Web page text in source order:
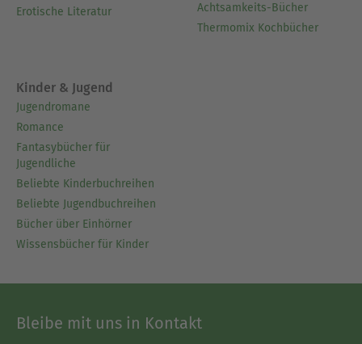
Erotische Literatur
Achtsamkeits-Bücher
Thermomix Kochbücher
Kinder & Jugend
Jugendromane
Romance
Fantasybücher für
Jugendliche
Beliebte Kinderbuchreihen
Beliebte Jugendbuchreihen
Bücher über Einhörner
Wissensbücher für Kinder
Bleibe mit uns in Kontakt